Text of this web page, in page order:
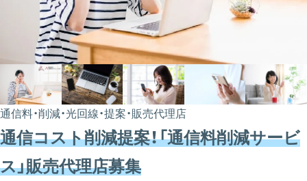
通信料・削減・光回線・提案・販売代理店
通信コスト削減提案！「通信料削減サービ
ス」販売代理店募集